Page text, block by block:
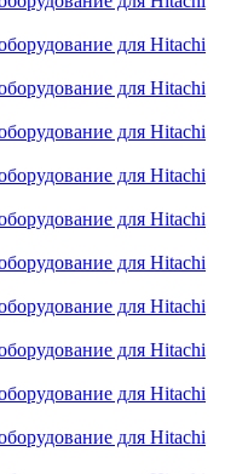
для Hitachi
для Hitachi
для Hitachi
для Hitachi
для Hitachi
для Hitachi
для Hitachi
для Hitachi
для Hitachi
для Hitachi